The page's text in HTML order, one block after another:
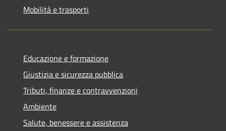
Mobilità e trasporti
Educazione e formazione
Giustizia e sicurezza pubblica
Tributi, finanze e contravvenzioni
Ambiente
Salute, benessere e assistenza